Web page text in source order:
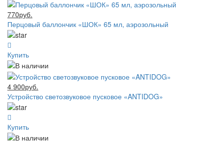
770руб.
Перцовый баллончик «ШОК» 65 мл, аэрозольный
Купить
4 900руб.
Устройство светозвуковое пусковое «ANTIDOG»
Купить